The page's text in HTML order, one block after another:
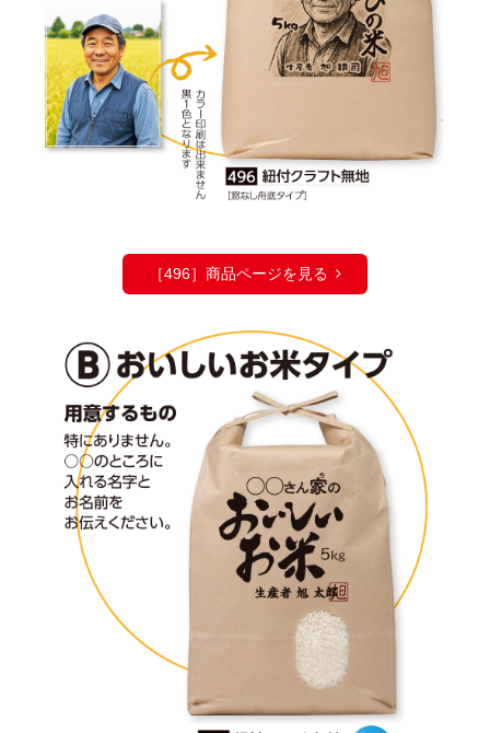
［496］商品ページを見る